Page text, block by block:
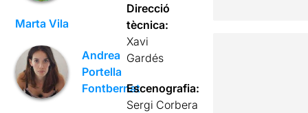
Marta Vila
Andrea
Portella
Fontbernat
Direcció
tècnica:
Xavi
Gardés
Escenografia:
Sergi Corbera